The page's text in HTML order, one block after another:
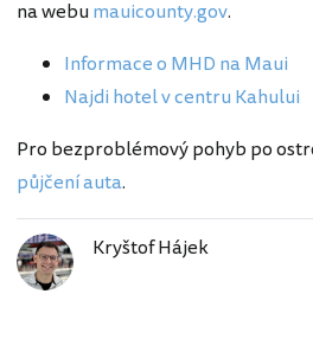
na webumauicounty.gov.
Informaceo MHD na Maui
Najdi hotel v centru Kahului
Pro bezproblémový pohyb po
půjčení auta.
Kryštof Hájek